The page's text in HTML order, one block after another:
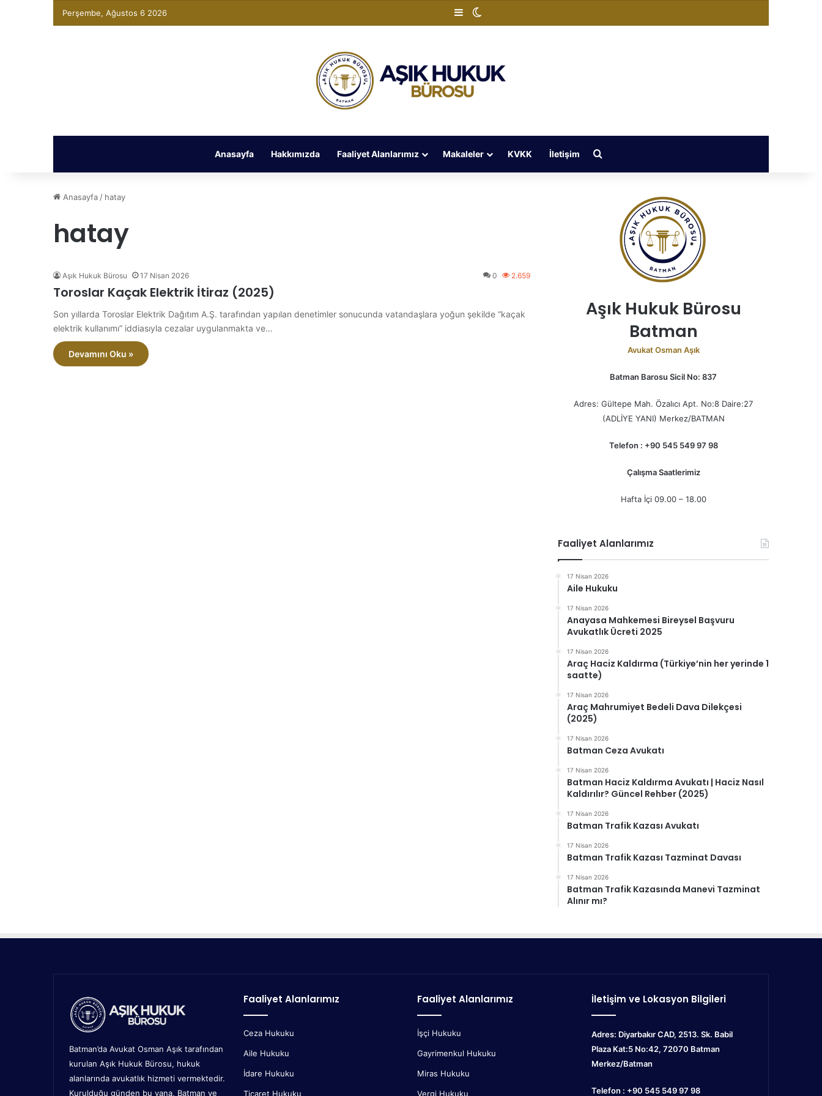
Perşembe, Ağustos 6 2026 Kenar Bölmesi
Anasayfa Hakkımızda Faaliyet Alanlarımız Makaleler KVKK İletişim
Anasayfa / hatay
hatay
Aşık Hukuk Bürosu 17 Nisan 2026 0 2.659
Toroslar Kaçak Elektrik İtiraz (2025)
Son yıllarda Toroslar Elektrik Dağıtım A.Ş. tarafından yapılan denetimler sonucunda vatandaşlara yoğun şekilde “kaçak
elektrik kullanımı” iddiasıyla cezalar uygulanmakta ve…
Devamını Oku »
Aşık Hukuk Bürosu
Batman
Avukat Osman Aşık
Batman Barosu Sicil No: 837
Adres: Gültepe Mah. Özalıcı Apt. No:8 Daire:27
(ADLİYE YANI) Merkez/BATMAN
Telefon : +90 545 549 97 98
Çalışma Saatlerimiz
Hafta İçi 09.00 – 18.00
Faaliyet Alanlarımız
17 Nisan 2026
Aile Hukuku
17 Nisan 2026
Anayasa Mahkemesi Bireysel Başvuru
Avukatlık Ücreti 2025
17 Nisan 2026
Araç Haciz Kaldırma (Türkiye’nin her yerinde 1
saatte)
17 Nisan 2026
Araç Mahrumiyet Bedeli Dava Dilekçesi
(2025)
17 Nisan 2026
Batman Ceza Avukatı
17 Nisan 2026
Batman Haciz Kaldırma Avukatı | Haciz Nasıl
Kaldırılır? Güncel Rehber (2025)
17 Nisan 2026
Batman Trafik Kazası Avukatı
17 Nisan 2026
Batman Trafik Kazası Tazminat Davası
17 Nisan 2026
Batman Trafik Kazasında Manevi Tazminat
Alınır mı?
Batman’da Avukat Osman Aşık tarafından
kurulan Aşık Hukuk Bürosu, hukuk
alanlarında avukatlık hizmeti vermektedir.
Kurulduğu günden bu yana, Batman ve
Faaliyet Alanlarımız
Ceza Hukuku
Aile Hukuku
İdare Hukuku
Ticaret Hukuku
Faaliyet Alanlarımız
İşçi Hukuku
Gayrimenkul Hukuku
Miras Hukuku
Vergi Hukuku
İletişim ve Lokasyon Bilgileri
Adres: Diyarbakır CAD, 2513. Sk. Babil
Plaza Kat:5 No:42, 72070 Batman
Merkez/Batman
Telefon : +90 545 549 97 98